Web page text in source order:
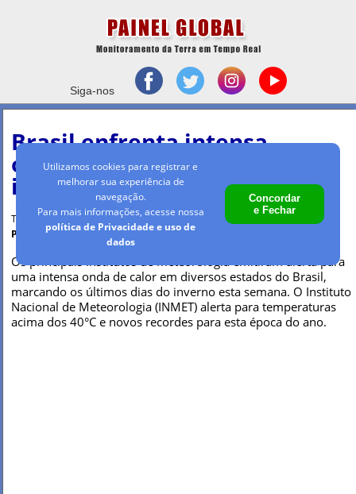
Siga-nos
Brasil enfrenta intensa
onda de calor dias antes do
início da Primavera
Terça-feira, 19 set 2023 - 09h15
Por Maria Clara Machado
Os principais institutos de meteorologia emitiram alerta para
uma intensa onda de calor em diversos estados do Brasil,
marcando os últimos dias do inverno esta semana. O Instituto
Nacional de Meteorologia (INMET) alerta para temperaturas
acima dos 40°C e novos recordes para esta época do ano.
Utilizamos cookies para registrar e
melhorar sua experiência de
navegação.
Para mais informações, acesse nossa
política de Privacidade e uso de
dados
Concordar
e Fechar